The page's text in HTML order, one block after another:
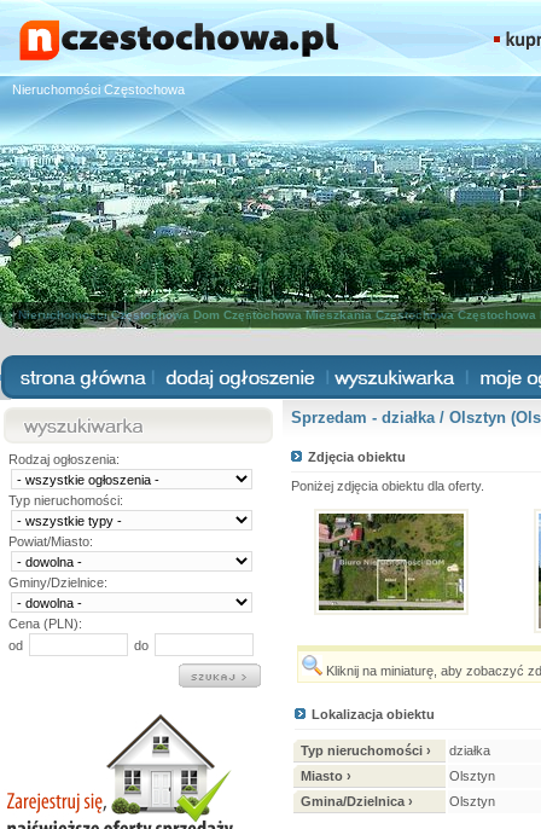
Nieruchomości Częstochowa
Nieruchomości Częstochowa Dom Częstochowa Mieszkania Częstochowa Częstochowa
Rodzaj ogłoszenia:
Typ nieruchomości:
Powiat/Miasto:
Gminy/Dzielnice:
Cena (PLN):
od
do
Sprzedam - działka / Olsztyn
Zdjęcia obiektu
Poniżej zdjęcia obiektu dla oferty.
Kliknij na miniaturę, aby zobaczyć
Lokalizacja obiektu
Typ nieruchomości ›
działka
Miasto ›
Olsztyn
Gmina/Dzielnica ›
Olsztyn